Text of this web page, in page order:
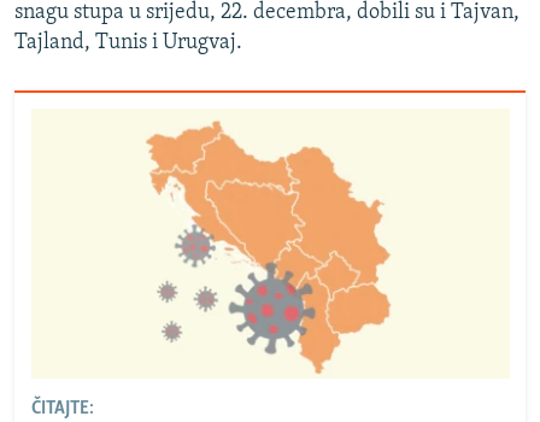
snagu stupa u srijedu, 22. decembra, dobili su i Tajvan,
Tajland, Tunis i Urugvaj.
ČITAJTE: